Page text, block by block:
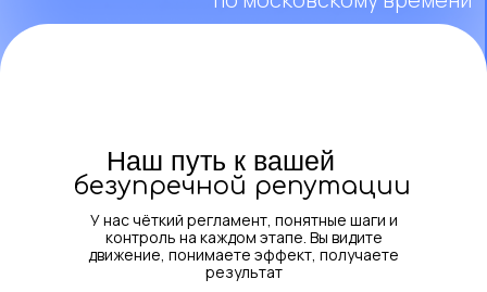
безупречной репутации
Наш путь к вашей
У нас чёткий регламент, понятные шаги и
контроль на каждом этапе. Вы видите
движение, понимаете эффект, получаете
результат